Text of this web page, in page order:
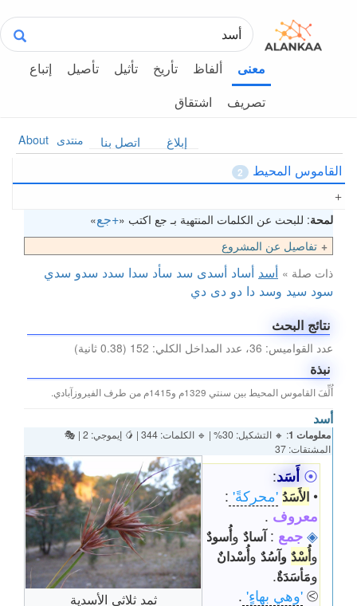
معنى ألفاظ تأريخ تأثيل تأصيل
إتباع
تصريف
اشتقاق
About منتدى اتصل بنا إبلاغ
القاموس المحيط 2
لمحة: للبحث عن الكلمات المنتهية بـ جع اكتب «+جع»
تفاصيل عن المشروع
ذات صلة » أسد أساد أسدى سد سأد سدا سدد سدو سدي
سود سيد وسد دا دو دى دي
نتائج البحث
عدد القواميس: 36، عدد المداخل الكلي: 152 (0.38 ثانية)
نبذة
أُلِّفَ القاموس المحيط بين سنتي 1329م و1415م من طرف الفيروزآبادي.
أسد
معلومات 1
: 🔸 التشكيل: 30% | 🔹 الكلمات: 344 | 🥭 إيموجي: 2 | 🎭
المشتقات: 37
ثمد ثلاثي الأسدية
⦿ أَسَد:
• الأَسَدُ 'محركةً' :
معروف .
◈ جمع :آسادٌوأُسودٌ
وأُسْدٌ وآسُدٌوأُسْدانٌ
ومَأسَدَةٌ.
⧁ 'وهي بهاءٍ' .